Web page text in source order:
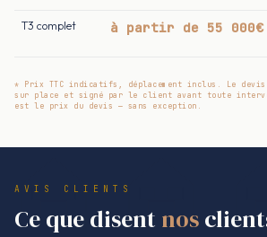
T3 complet à partir de 55 000€
* Prix TTC indicatifs, déplacement inclus. Le
sur place et signé par le client avant toute
est le prix du devis — sans exception.
AVIS CLIENTS
Ce que disent nos